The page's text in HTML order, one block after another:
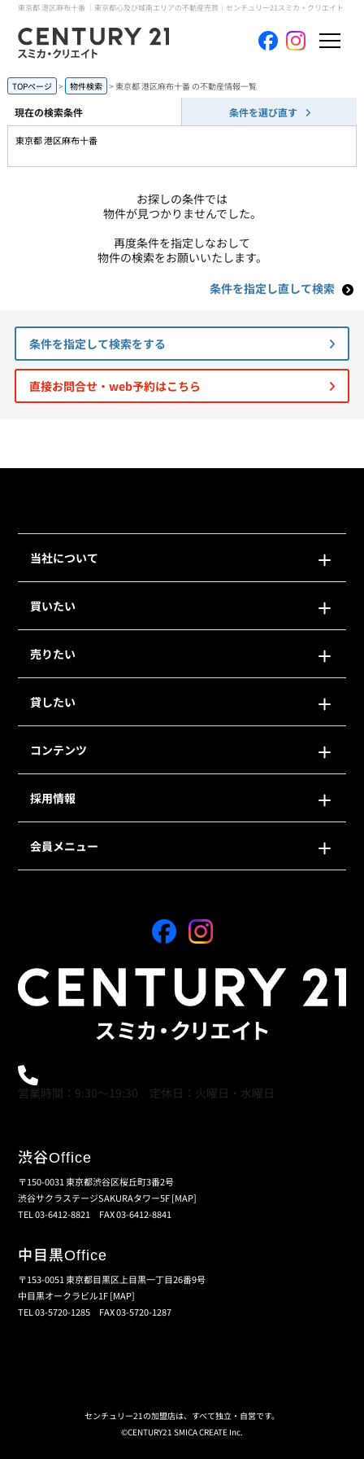
東京都 港区麻布十番 ｜東京都心及び城南エリアの不動産売買｜センチュリー21スミカ・クリエイト
ホーム
当社について
買いたい
売りたい
コンテンツ
会員メニュー
TOPページ 物件検索 東京都 港区麻布十番 の不動産情報一覧
現在の検索条件 条件を選び直す
東京都 港区麻布十番
お探しの条件では
物件が見つかりませんでした。
再度条件を指定しなおして
物件の検索をお願いいたします。
条件を指定し直して検索
条件を指定して検索をする
直接お問合せ・web予約はこちら
当社について
買いたい
売りたい
貸したい
コンテンツ
採用情報
会員メニュー
営業時間：9:30～19:30 定休日：火曜日・水曜日
渋谷Office
〒150-0031 東京都渋谷区桜丘町3番2号
渋谷サクラステージSAKURAタワー5F[MAP]
TEL 03-6412-8821 FAX 03-6412-8841
中目黒Office
〒153-0051 東京都目黒区上目黒一丁目26番9号
中目黒オークラビル1F[MAP]
TEL 03-5720-1285 FAX 03-5720-1287
センチュリー21の加盟店は、すべて独立・自営です。
©CENTURY21 SMICA CREATE Inc.